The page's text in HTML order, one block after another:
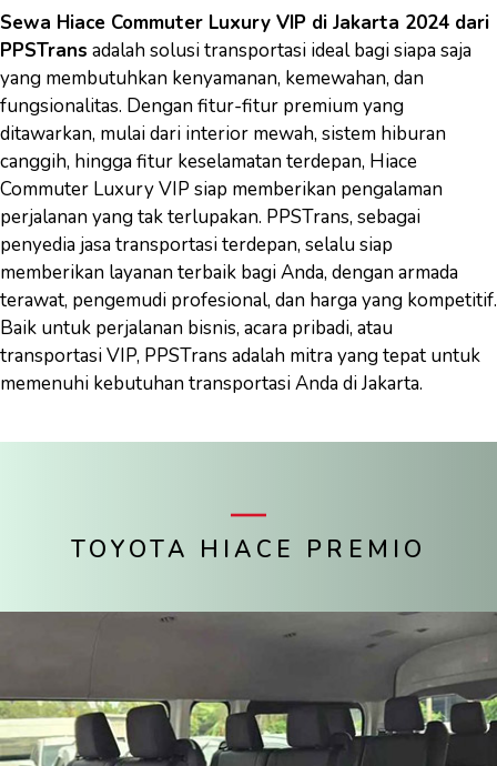
Sewa Hiace Commuter Luxury VIP di Jakarta 2024 dari
PPSTrans adalah solusi transportasi ideal bagi siapa saja
yang membutuhkan kenyamanan, kemewahan, dan
fungsionalitas. Dengan fitur-fitur premium yang
ditawarkan, mulai dari interior mewah, sistem hiburan
canggih, hingga fitur keselamatan terdepan, Hiace
Commuter Luxury VIP siap memberikan pengalaman
perjalanan yang tak terlupakan. PPSTrans, sebagai
penyedia jasa transportasi terdepan, selalu siap
memberikan layanan terbaik bagi Anda, dengan armada
terawat, pengemudi profesional, dan harga yang kompetitif.
Baik untuk perjalanan bisnis, acara pribadi, atau
transportasi VIP, PPSTrans adalah mitra yang tepat untuk
memenuhi kebutuhan transportasi Anda di Jakarta.
TOYOTA HIACE PREMIO